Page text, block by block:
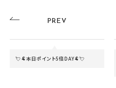
PREV
💘🐏本日ポイント5倍DAY🐏💘